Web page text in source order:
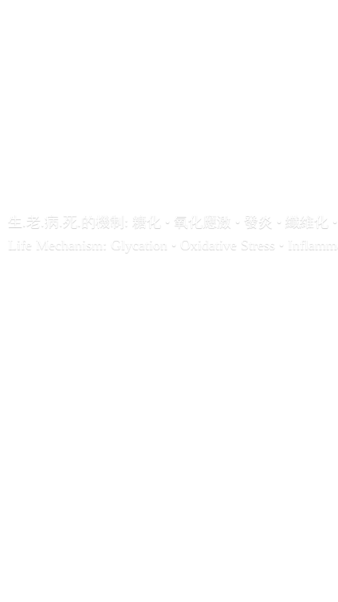
生.老.病.死.的機制: 糖化 • 氧化應激 • 發炎 • 纖維化
Life Mechanism: Glycation • Oxidative Stress •